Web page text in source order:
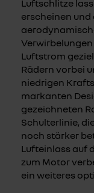
Luftschlitze
erscheinen
Luftstrom
Rädern vorbei
niedrigen
markanten
gezeichneten
Schulterlinie,
noch stärker
Lufteinlass auf
zum Motor
ein weiteres